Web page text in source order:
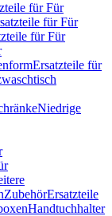
für Für
für Für
für Für
Ersatzteile für
Niedrige
ZubehörErsatzteile
Handtuchhalter